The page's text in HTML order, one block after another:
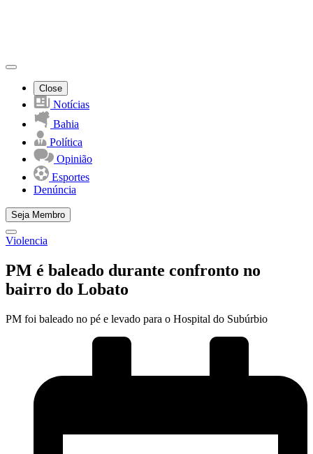
Close
Notícias
Bahia
Política
Opinião
Esportes
Denúncia
Seja Membro
Violencia
PM é baleado durante confronto no
bairro do Lobato
PM foi baleado no pé e levado para o Hospital do Subúrbio